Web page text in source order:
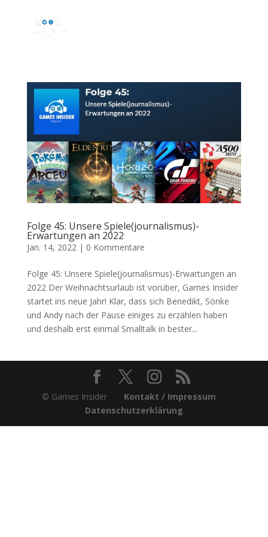
Folge 45: Unsere Spiele(journalismus)-
Erwartungen an 2022
Jan. 14, 2022 | 0 Kommentare
Folge 45: Unsere Spiele(journalismus)-Erwartungen an
2022 Der Weihnachtsurlaub ist vorüber, Games Insider
startet ins neue Jahr! Klar, dass sich Benedikt, Sönke
und Andy nach der Pause einiges zu erzählen haben
und deshalb erst einmal Smalltalk in bester...
© Games Insider Kontakt / Impressum
Datenschutzerklärung